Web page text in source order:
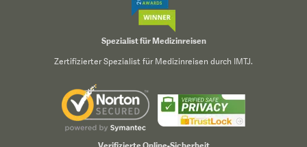
Spezialist für Medizinreisen
Zertifizierter Spezialist für Medizinreisen durch IMTJ.